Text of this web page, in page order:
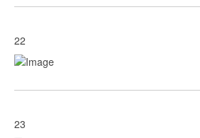
22
23